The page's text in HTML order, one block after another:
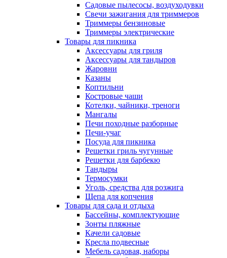
Садовые пылесосы, воздуходувки
Свечи зажигания для триммеров
Триммеры бензиновые
Триммеры электрические
Товары для пикника
Аксессуары для гриля
Аксессуары для тандыров
Жаровни
Казаны
Коптильни
Костровые чаши
Котелки, чайники, треноги
Мангалы
Печи походные разборные
Печи-учаг
Посуда для пикника
Решетки гриль чугунные
Решетки для барбекю
Тандыры
Термосумки
Уголь, средства для розжига
Щепа для копчения
Товары для сада и отдыха
Бассейны, комплектующие
Зонты пляжные
Качели садовые
Кресла подвесные
Мебель садовая, наборы